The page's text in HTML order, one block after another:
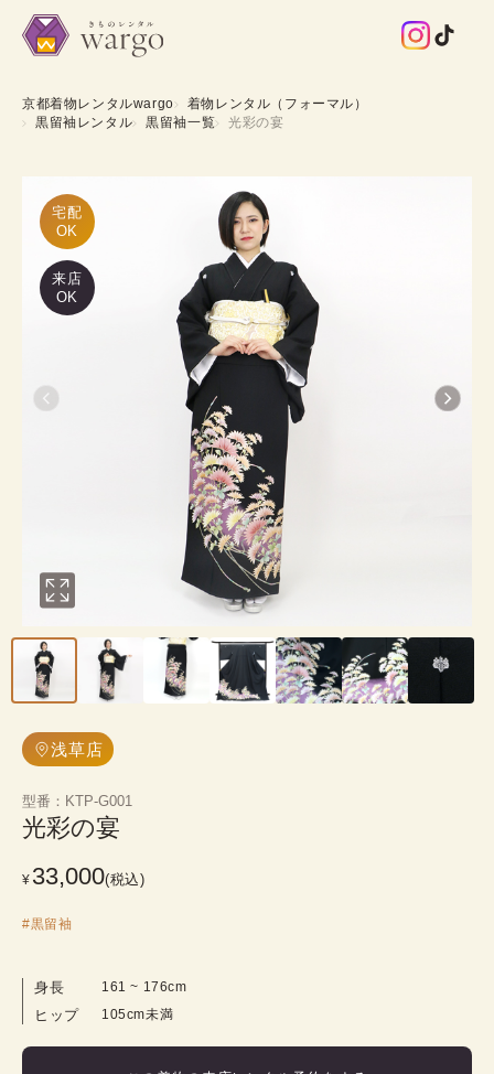
京都着物レンタルwargo
着物レンタル（フォーマル）
黒留袖レンタル
黒留袖一覧 光彩の宴
宅配
OK
来店
OK
浅草店
型番 ： KTP-G001
光彩の宴
¥ 33,000(税込)
#黒留袖
身長 161 ~ 176cm
ヒップ 105cm未満